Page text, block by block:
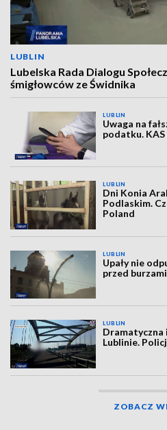
LUBLIN
Lubelska Rada Dialogu
śmigłowców ze Świdnika
LUBLIN
Uwaga na
podatku.
LUBLIN
Dni Konia
Podlaskim.
Poland
LUBLIN
Upały nie
przed burzami
LUBLIN
Dramatyczna
Lublinie.
ZOBACZ